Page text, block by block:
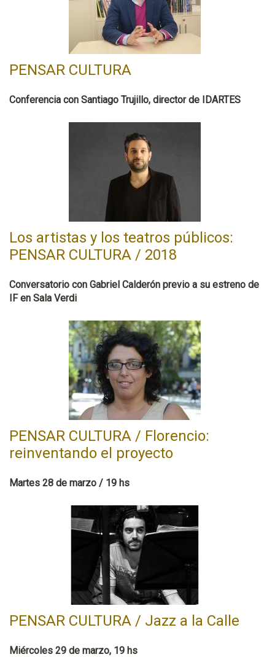
PENSAR CULTURA
Conferencia con Santiago Trujillo, director de IDARTES
Los artistas y los teatros públicos:
PENSAR CULTURA / 2018
Conversatorio con Gabriel Calderón previo a su estreno de
IF en Sala Verdi
PENSAR CULTURA / Florencio:
reinventando el proyecto
Martes 28 de marzo / 19 hs
PENSAR CULTURA / Jazz a la Calle
Miércoles 29 de marzo, 19 hs